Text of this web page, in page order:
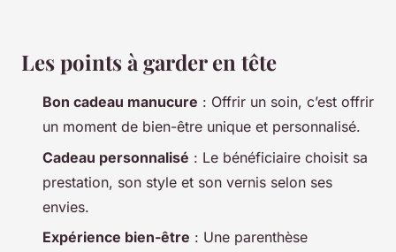
Les points à garder en tête
Bon cadeau manucure : Offrir un soin, c’est offrir
un moment de bien-être unique et personnalisé.
Cadeau personnalisé : Le bénéficiaire choisit sa
prestation, son style et son vernis selon ses
envies.
Expérience bien-être : Une parenthèse